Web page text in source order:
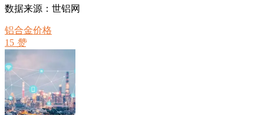
数据来源：世铝网
铝合金价格
15 赞